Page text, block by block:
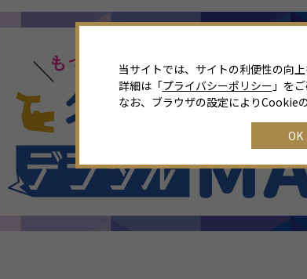
当サイトでは、サイトの利便性の向
詳細は「プライバシーポリシー 」を
なお、ブラウザの設定によりCookie
OK